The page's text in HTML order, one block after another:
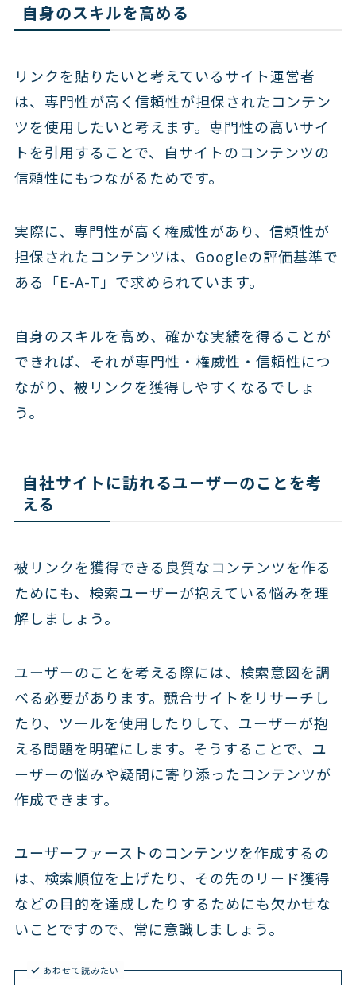
自身のスキルを高める
リンクを貼りたいと考えているサイト運営者
は、専門性が高く信頼性が担保されたコンテン
ツを使用したいと考えます。専門性の高いサイ
トを引用することで、自サイトのコンテンツの
信頼性にもつながるためです。
実際に、専門性が高く権威性があり、信頼性が
担保されたコンテンツは、Googleの評価基準で
ある「E-A-T」で求められています。
自身のスキルを高め、確かな実績を得ることが
できれば、それが専門性・権威性・信頼性につ
ながり、被リンクを獲得しやすくなるでしょ
う。
自社サイトに訪れるユーザーのことを考
える
被リンクを獲得できる良質なコンテンツを作る
ためにも、検索ユーザーが抱えている悩みを理
解しましょう。
ユーザーのことを考える際には、検索意図を調
べる必要があります。競合サイトをリサーチし
たり、ツールを使用したりして、ユーザーが抱
える問題を明確にします。そうすることで、ユ
ーザーの悩みや疑問に寄り添ったコンテンツが
作成できます。
ユーザーファーストのコンテンツを作成するの
は、検索順位を上げたり、その先のリード獲得
などの目的を達成したりするためにも欠かせな
いことですので、常に意識しましょう。
あわせて読みたい